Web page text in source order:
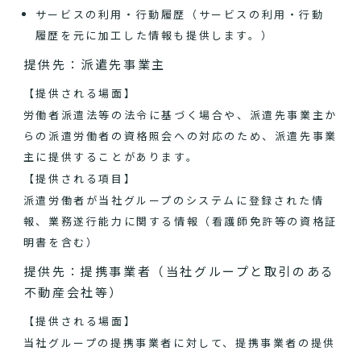
サービスの利用・行動履歴（サービスの利用・行動
履歴を元に加工した情報も提供します。）
提供先：派遣先事業主
【提供される場面】
労働者派遣法等の法令に基づく場合や、派遣先事業主か
らの派遣労働者の資格照会への対応のため、派遣先事業
主に提供することがあります。
【提供される項目】
派遣労働者が当社グループのシステムに登録された情
報、業務遂行能力に関する情報（看護師免許等の資格証
明書を含む）
提供先：提携事業者（当社グループと取引のある
不動産会社等）
【提供される場面】
当社グループの提携事業者に対して、提携事業者の提供